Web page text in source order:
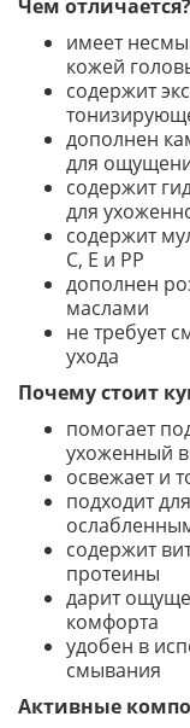
Чем отличается?
имеет
кожей
содержит
дополнен
для
содержит
для
содержит
C, E и PP
дополнен
маслами
не требует
ухода
Почему стоит
помогает
ухоженный
освежает и
подходит
содержит
протеины
дарит
комфорта
удобен в
смывания
Активные